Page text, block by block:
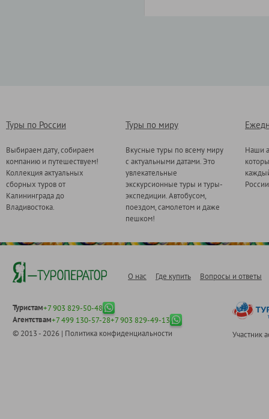
Туры по России
Выбираем дату, собираем
компанию и путешествуем!
Коллекция актуальных
сборных туров от
Калининграда до
Владивостока.
Туры по миру
Вкусные туры по всему миру
с актуальными датами. Это
увлекательные
экскурсионные туры и туры-
экспедиции. Автобусом,
поездом, самолетом и даже
пешком!
Наши
О нас Где купить Вопросы и ответы
Туристам+7 903 829-50-48
Агентствам+7 499 130-57-28+7 903 829-49-13
© 2013 - 2026 | Политика конфиденциальности Участник